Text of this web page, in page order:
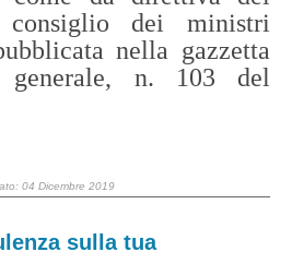
consiglio dei ministri
nella gazzetta
generale, n. 103 del
04 Dicembre 2019
sulla tua